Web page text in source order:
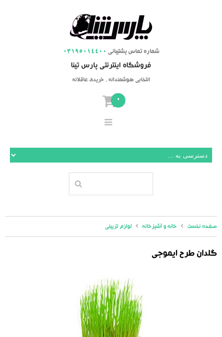
03195014400 شماره تماس پشتیبانی
فروشگاه اینترنتی پارس تینا
انتخابی هوشمندانه ، خریدی عاقلانه
0
صفحه نخست خانه و آشپزخانه لوازم تزیینی
گلدان طرح ایموجی